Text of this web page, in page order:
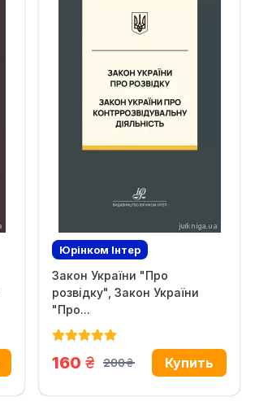
Юрінком Iнтер
Эксклюзив
Закон України "Про
розвідку", Закон України
"Про...
200
грн.
160 грн.